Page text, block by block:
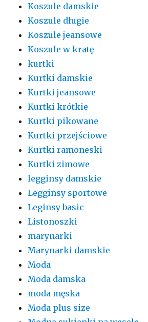
Koszule damskie
Koszule długie
Koszule jeansowe
Koszule w kratę
kurtki
Kurtki damskie
Kurtki jeansowe
Kurtki krótkie
Kurtki pikowane
Kurtki przejściowe
Kurtki ramoneski
Kurtki zimowe
legginsy damskie
Legginsy sportowe
Leginsy basic
Listonoszki
marynarki
Marynarki damskie
Moda
Moda damska
moda męska
Moda plus size